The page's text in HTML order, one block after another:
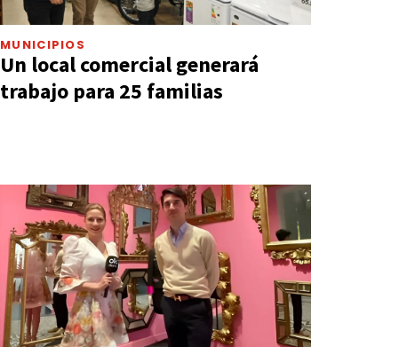
MUNICIPIOS
Un local comercial generará
trabajo para 25 familias